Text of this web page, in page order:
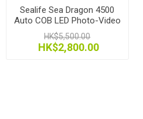
Sealife Sea Dragon 4500
Auto COB LED Photo-Video
Light Head
HK$5,500.00
HK$2,800.00